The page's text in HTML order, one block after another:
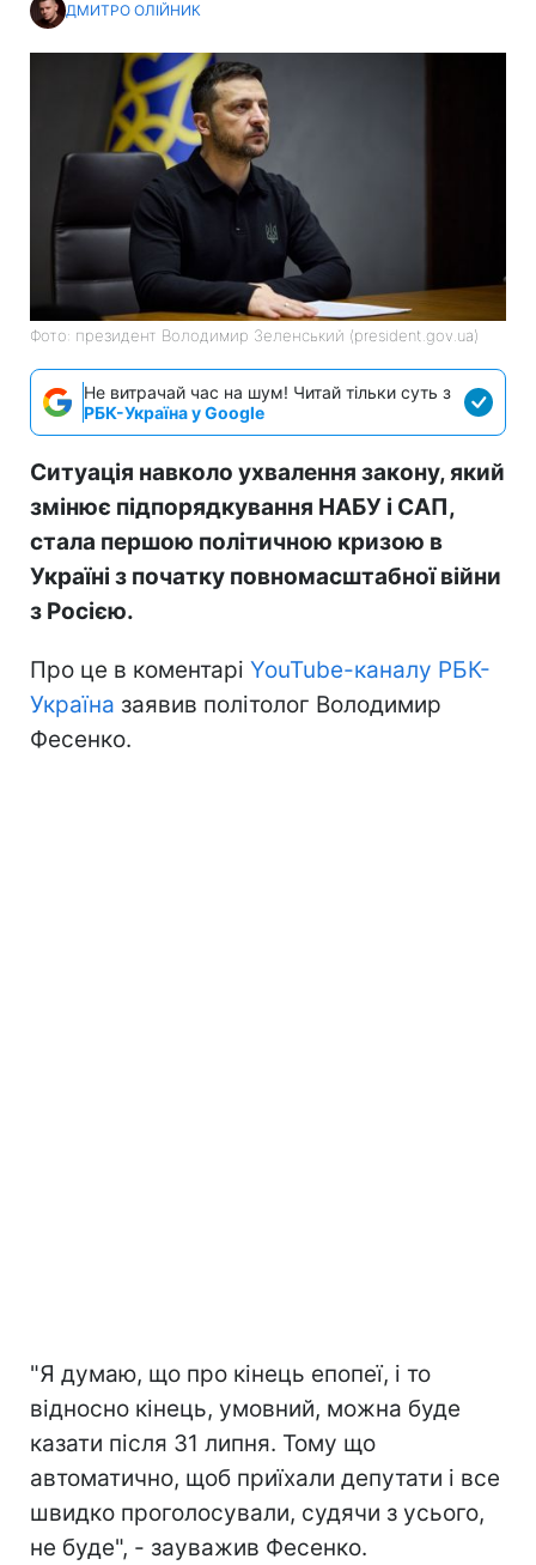
ДМИТРО ОЛІЙНИК
Фото: президент Володимир Зеленський (president.gov.ua)
Не витрачай час на шум! Читай тільки суть з
РБК-Україна у Google
Ситуація навколо ухвалення закону, який
змінює підпорядкування НАБУ і САП,
стала першою політичною кризою в
Україні з початку повномасштабної війни
з Росією.
Про це в коментарі YouTube-каналу РБК-
Україна заявив політолог Володимир
Фесенко.
"Я думаю, що про кінець епопеї, і то
відносно кінець, умовний, можна буде
казати після 31 липня. Тому що
автоматично, щоб приїхали депутати і все
швидко проголосували, судячи з усього,
не буде", - зауважив Фесенко.